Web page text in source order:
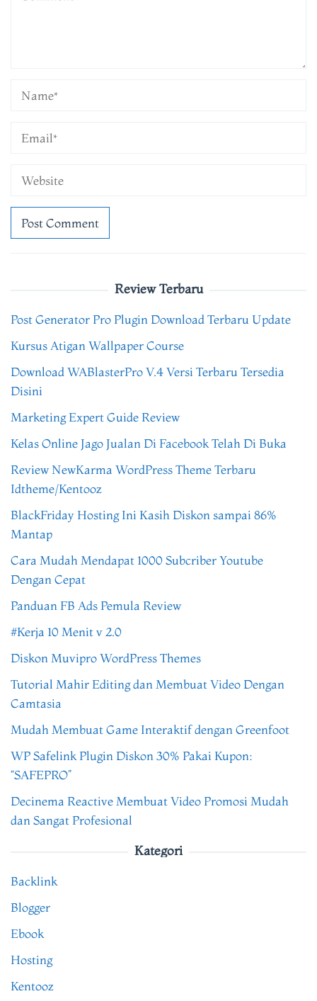
Review Terbaru
Post Generator Pro Plugin Download Terbaru Update
Kursus Atigan Wallpaper Course
Download WABlasterPro V.4 Versi Terbaru Tersedia
Disini
Marketing Expert Guide Review
Kelas Online Jago Jualan Di Facebook Telah Di Buka
Review NewKarma WordPress Theme Terbaru
Idtheme/Kentooz
BlackFriday Hosting Ini Kasih Diskon sampai 86%
Mantap
Cara Mudah Mendapat 1000 Subcriber Youtube
Dengan Cepat
Panduan FB Ads Pemula Review
#Kerja 10 Menit v 2.0
Diskon Muvipro WordPress Themes
Tutorial Mahir Editing dan Membuat Video Dengan
Camtasia
Mudah Membuat Game Interaktif dengan Greenfoot
WP Safelink Plugin Diskon 30% Pakai Kupon:
“SAFEPRO”
Decinema Reactive Membuat Video Promosi Mudah
dan Sangat Profesional
Kategori
Backlink
Blogger
Ebook
Hosting
Kentooz